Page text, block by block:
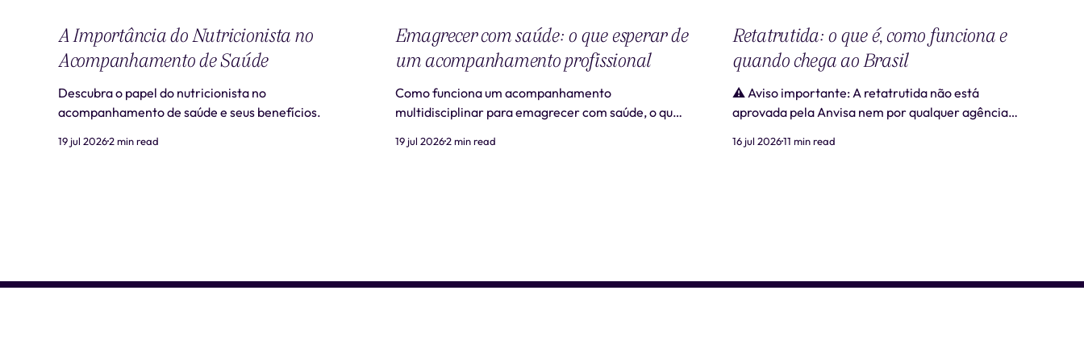
A Importância do Nutricionista no
Acompanhamento de Saúde
Descubra o papel do nutricionista no
acompanhamento de saúde e seus benefícios.
19 jul 20262 min read
Emagrecer com saúde: o que esperar de
um acompanhamento profissional
Como funciona um acompanhamento
multidisciplinar para emagrecer com saúde, o que
profissional.
19 jul 20262 min read
Retatrutida: o que é, como funciona e
quando chega ao Brasil
⚠️ Aviso importante: A retatrutida não está
aprovada pela Anvisa nem por qualquer agência
como "retatrutida" fora de estudos clínicos
16 jul 202611 min read